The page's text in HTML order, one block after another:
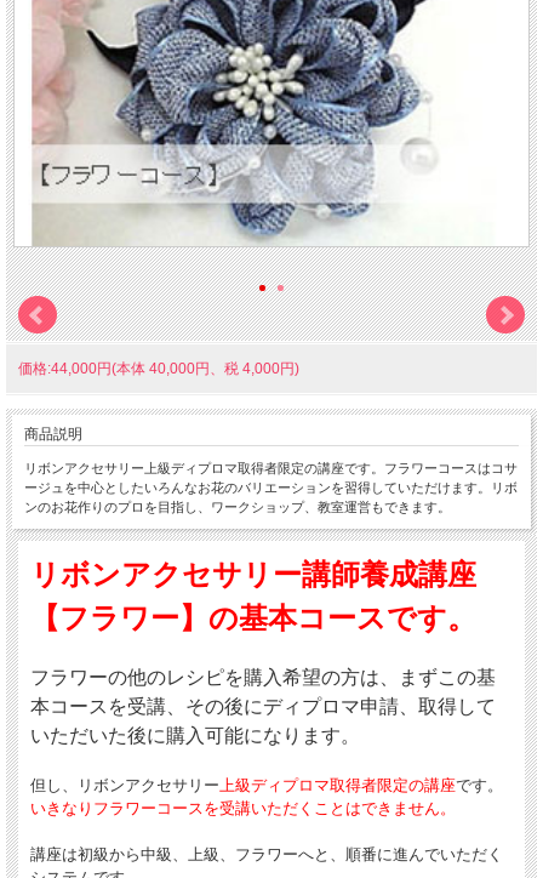
価格:44,000円(本体 40,000円、税 4,000円)
商品説明
リボンアクセサリー上級ディプロマ取得者限定の講座です。フラワーコースはコサ
ージュを中心としたいろんなお花のバリエーションを習得していただけます。リボ
ンのお花作りのプロを目指し、ワークショップ、教室運営もできます。
リボンアクセサリー講師養成講座
【フラワー】の基本コースです。
フラワーの他のレシピを購入希望の方は、まずこの基
本コースを受講、その後にディプロマ申請、取得して
いただいた後に購入可能になります。
但し、リボンアクセサリー 上級ディプロマ取得者限定の講座です。
いきなりフラワーコースを受講いただくことはできません。
講座は初級から中級、上級、フラワーへと、順番に進んでいただく